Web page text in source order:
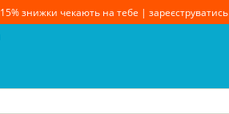
15% знижки чекають на тебе | зареєструватись